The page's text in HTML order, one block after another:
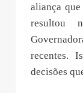
aliança
resultou
recentes.
decisões